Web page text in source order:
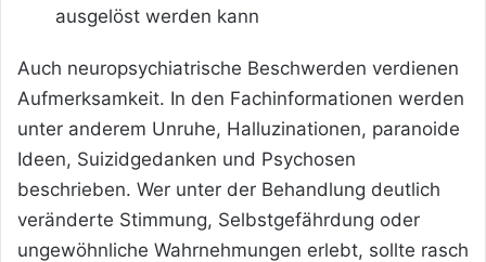
ausgelöst werden kann
Auch neuropsychiatrische Beschwerden verdienen
Aufmerksamkeit. In den Fachinformationen werden
unter anderem Unruhe, Halluzinationen, paranoide
Ideen, Suizidgedanken und Psychosen
beschrieben. Wer unter der Behandlung deutlich
veränderte Stimmung, Selbstgefährdung oder
ungewöhnliche Wahrnehmungen erlebt, sollte rasch